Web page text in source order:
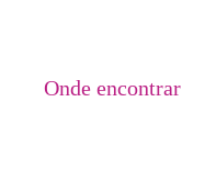
Onde encontrar